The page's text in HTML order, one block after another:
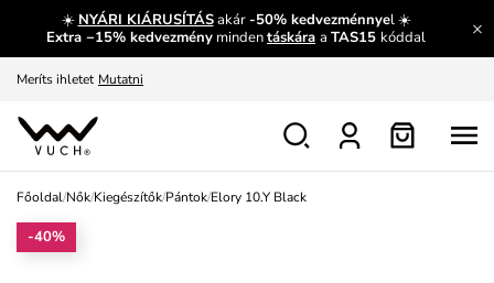
☀️ NYÁRI KIÁRUSÍTÁSakár-50% kedvezménnyel ☀️
Extra −15% kedvezmény mindentáskára a TAS15 kóddal
Fedezze fel velünk az újdonságokat. Megtekintés
Meríts ihletet Mutatni
Ingyenes csere és visszaküldés
Főoldal/Nők/Kiegészítők/Pántok/Elory 10.Y Black
-40%